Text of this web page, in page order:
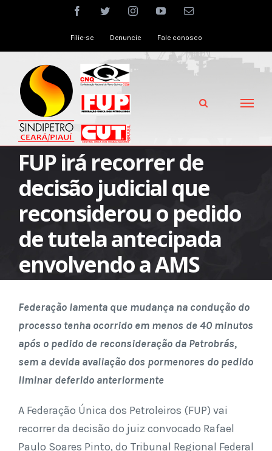
facebooktwitter instagramyoutubeEmail
Filie-se Denuncie Fale conosco
FUP irá recorrer de
decisão judicial que
reconsiderou o pedido
de tutela antecipada
envolvendo a AMS
Federação lamenta que mudança na condução do
processo tenha ocorrido em menos de 40 minutos
após o pedido de reconsideração da Petrobrás,
sem a devida avaliação dos pormenores do pedido
liminar deferido anteriormente
A Federação Única dos Petroleiros (FUP) vai
recorrer da decisão do juiz convocado Rafael
Paulo Soares Pinto, do Tribunal Regional Federal